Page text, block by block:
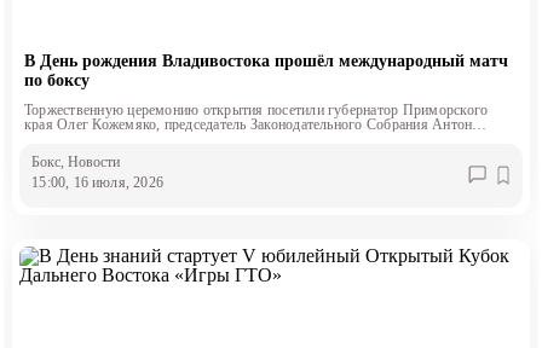
В День рождения Владивостока прошёл международный матч
по боксу
Торжественную церемонию открытия посетили губернатор Приморского
края Олег Кожемяко, председатель Законодательного Собрания Антон
Бокс, Новости
15:00, 16 июля, 2026